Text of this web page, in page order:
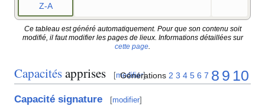
Z-A
Ce tableau est généré automatiquement. Pour que son contenu soit
modifié, il faut modifier les pages de lieux. Informations détaillées sur
cette page
Capacitésapprises [modifier]
Générations 2 3 4 5 6 7 8 9 10
Capacité signature [modifier]